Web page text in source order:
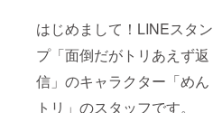
はじめまして！LINEスタン
プ「面倒だがトリあえず返
信」のキャラクター「めん
トリ」のスタッフです。